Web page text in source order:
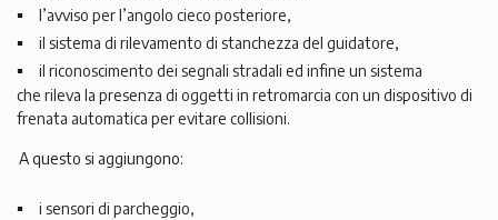
l’avviso per l’angolo cieco posteriore,
il sistema di rilevamento di stanchezza del guidatore,
il riconoscimento dei segnali stradali ed infine un sistema
che rileva la presenza di oggetti in retromarcia con un dispositivo di
frenata automatica per evitare collisioni.
A questo si aggiungono:
i sensori di parcheggio,